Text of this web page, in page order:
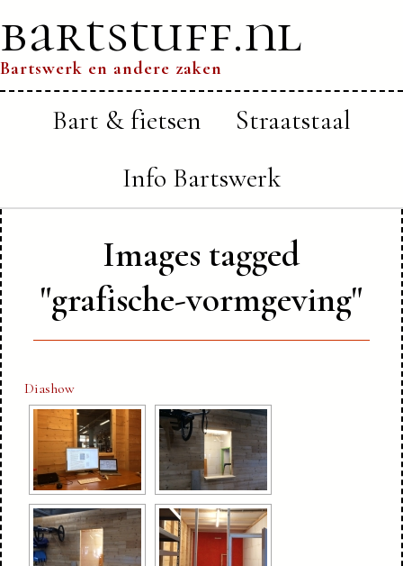
bartstuff.nl
Bartswerk en andere zaken
Bart & fietsen
Straatstaal
Info Bartswerk
Images tagged
"grafische-vormgeving"
Diashow